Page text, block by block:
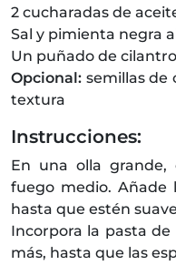
2 cucharadas de
Sal y pimienta negra
Un puñado de
Opcional: semillas de
textura
Instrucciones:
En una olla
fuego medio. Añade
hasta que estén
Incorpora la pasta
más, hasta que las